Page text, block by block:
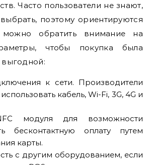
Часто пользователи не знают,
поэтому ориентируются
обратить внимание на
чтобы покупка была
выгодной:
к сети. Производители
кабель, Wi-Fi, 3G, 4G и
модуля для возможности
бесконтактную оплату путем
карты.
с другим оборудованием, если